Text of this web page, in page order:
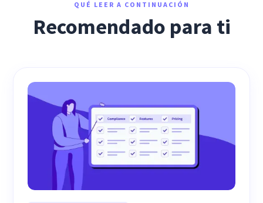
QUÉ LEER A CONTINUACIÓN
Recomendado para ti